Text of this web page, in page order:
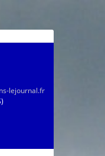
lejournal.fr